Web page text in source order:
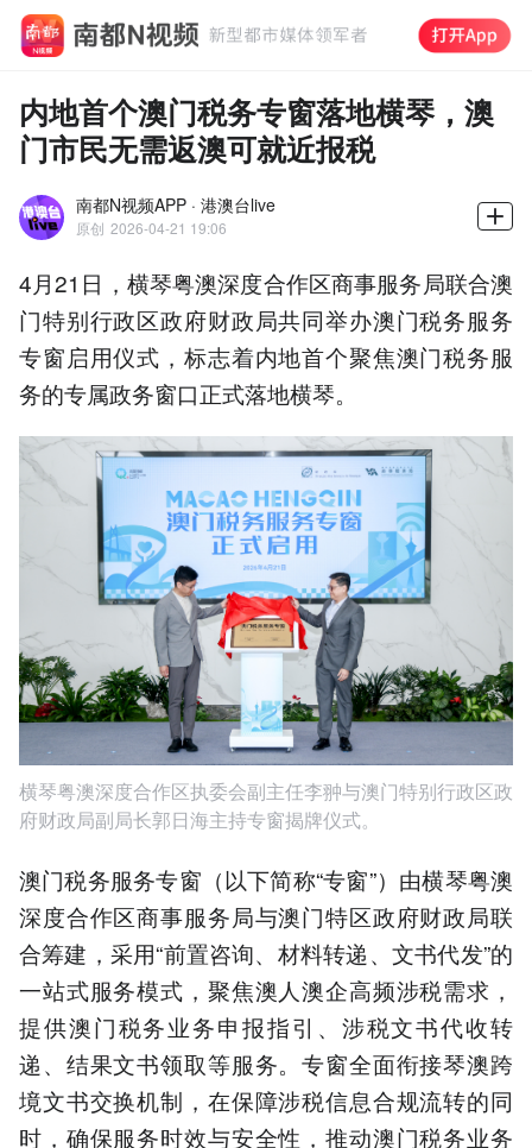
内地首个澳门税务专窗落地横琴，澳
门市民无需返澳可就近报税
南都N视频APP · 港澳台live
原创 2026-04-21 19:06
4月21日，横琴粤澳深度合作区商事服务局联合澳
门特别行政区政府财政局共同举办澳门税务服务
专窗启用仪式，标志着内地首个聚焦澳门税务服
务的专属政务窗口正式落地横琴。
横琴粤澳深度合作区执委会副主任李翀与澳门特别行政区政
府财政局副局长郭日海主持专窗揭牌仪式。
澳门税务服务专窗（以下简称“专窗”）由横琴粤澳
深度合作区商事服务局与澳门特区政府财政局联
合筹建，采用“前置咨询、材料转递、文书代发”的
一站式服务模式，聚焦澳人澳企高频涉税需求，
提供澳门税务业务申报指引、涉税文书代收转
递、结果文书领取等服务。专窗全面衔接琴澳跨
境文书交换机制，在保障涉税信息合规流转的同
时，确保服务时效与安全性，推动澳门税务业务